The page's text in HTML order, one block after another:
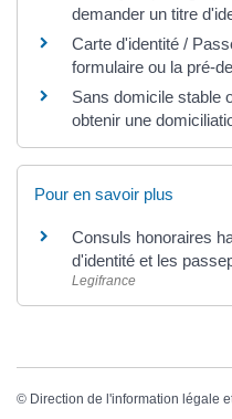
demander un titre
Carte d'identité /
formulaire ou la pré-
Sans domicile stable
obtenir une
Pour en savoir plus
Consuls honoraires
d'identité et les
Legifrance
© Direction de l'information légale